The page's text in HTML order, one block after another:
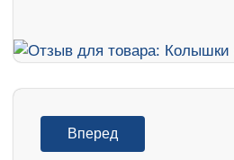
Вперед